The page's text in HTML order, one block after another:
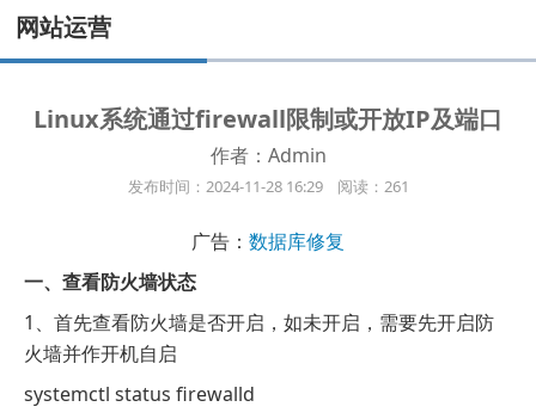
网站运营
Linux系统通过firewall限制或开放IP及端口
作者：Admin
发布时间：2024-11-28 16:29 阅读：261
广告： 数据库修复
一、查看防火墙状态
1、首先查看防火墙是否开启，如未开启，需要先开启防
火墙并作开机自启
systemctl status firewalld